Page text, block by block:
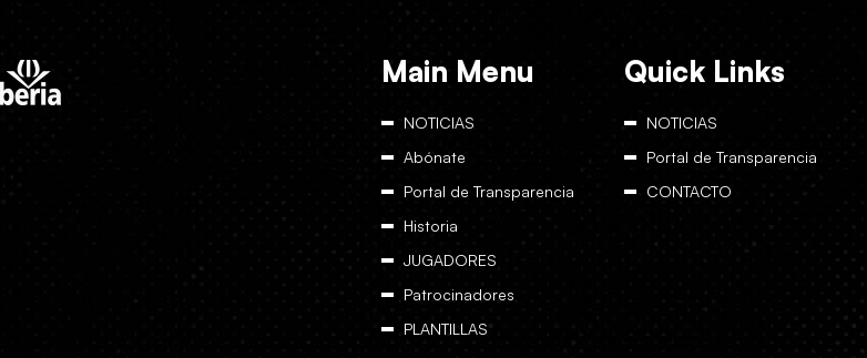
Main Menu
NOTICIAS
Abónate
Portal de Transparencia
Historia
JUGADORES
Patrocinadores
PLANTILLAS
Quick Links
NOTICIAS
Portal de Transparencia
CONTACTO